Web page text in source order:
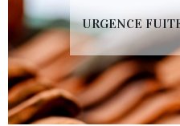
URGENCE